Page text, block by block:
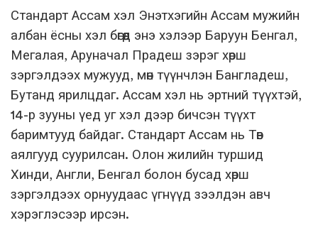
Стандарт Ассам хэл Энэтхэгийн Ассам мужийн
албан ёсны хэл бөгөөд энэ хэлээр Баруун Бенгал,
Мегалая, Аруначал Прадеш зэрэг хөрш
зэргэлдээх мужууд, мөн түүнчлэн Бангладеш,
Бутанд ярилцдаг. Ассам хэл нь эртний түүхтэй,
14-р зууны үед уг хэл дээр бичсэн түүхт
баримтууд байдаг. Стандарт Ассам нь Төв
аялгууд суурилсан. Олон жилийн туршид
Хинди, Англи, Бенгал болон бусад хөрш
зэргэлдээх орнуудаас үгнүүд зээлдэн авч
хэрэглэсээр ирсэн.